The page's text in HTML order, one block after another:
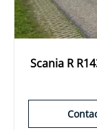
Scania R